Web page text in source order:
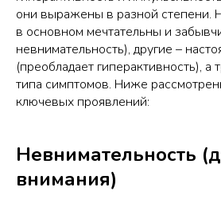
они выражены в разной степени.
в основном мечтательны и
невнимательность), другие –
(преобладает гиперактивность), а
типа симптомов. Ниже
ключевых проявлений:
Невнимательность
внимания)